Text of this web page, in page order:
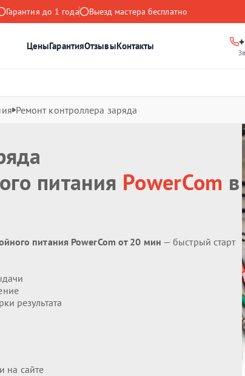
Гарантия до 1 года Выезд мастера бесплатно
ЦеныГарантияОтзывыКонтакты
Ремонт контроллера заряда
питания PowerCom в
питания PowerCom от 20 мин — быстрый старт
результата
на сайте